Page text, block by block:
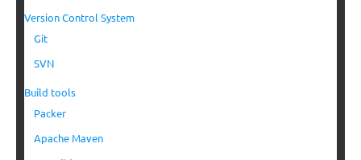
Version Control System
Git
SVN
Build tools
Packer
Apache Maven